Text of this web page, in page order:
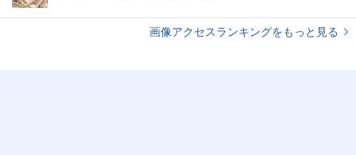
画像アクセスランキングをもっと見る